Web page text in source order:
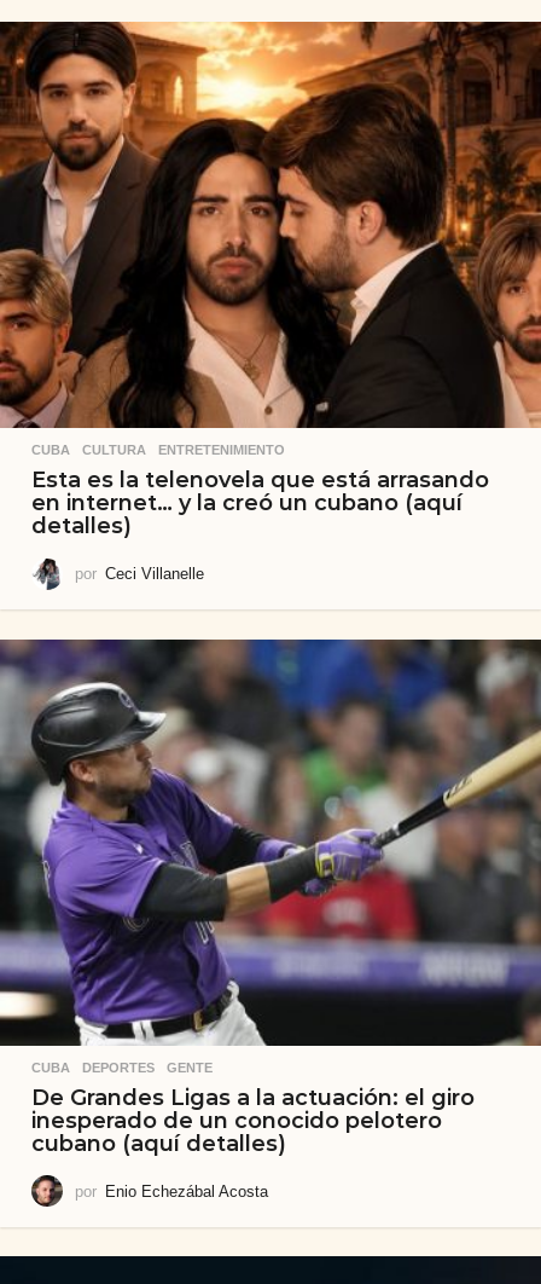
CUBA ,CULTURA ,ENTRETENIMIENTO
Esta es la telenovela que está arrasando
en internet… y la creó un cubano (aquí
detalles)
por Ceci Villanelle
CUBA ,DEPORTES ,GENTE
De Grandes Ligas a la actuación: el giro
inesperado de un conocido pelotero
cubano (aquí detalles)
por Enio Echezábal Acosta